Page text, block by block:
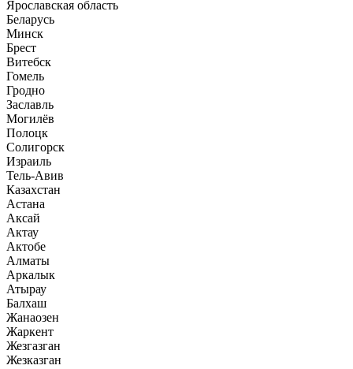
Ярославская область
Беларусь
Минск
Брест
Витебск
Гомель
Гродно
Заславль
Могилёв
Полоцк
Солигорск
Израиль
Тель-Авив
Казахстан
Астана
Аксай
Актау
Актобе
Алматы
Аркалык
Атырау
Балхаш
Жанаозен
Жаркент
Жезгазган
Жезказган